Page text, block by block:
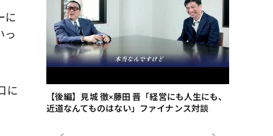
に
っ
に
た、海最
【後編】見城 徹×藤田 晋「経営にも人生にも、
近道なんてものはない」ファイナンス対談